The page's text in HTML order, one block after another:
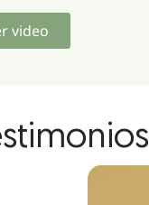
video